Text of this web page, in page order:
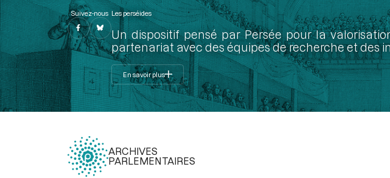
Suivez-nous Les perséides
Un dispositif pensé par Persée pour la
partenariat avec des équipes de recherche et des
En savoir plus
ARCHIVES
PARLEMENTAIRES